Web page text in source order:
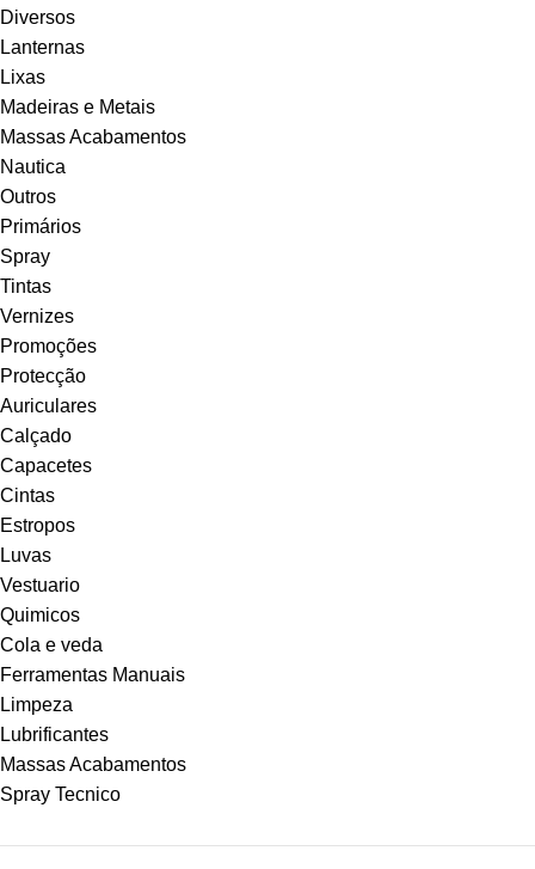
Diversos
Lanternas
Lixas
Madeiras e Metais
Massas Acabamentos
Nautica
Outros
Primários
Spray
Tintas
Vernizes
Promoções
Protecção
Auriculares
Calçado
Capacetes
Cintas
Estropos
Luvas
Vestuario
Quimicos
Cola e veda
Ferramentas Manuais
Limpeza
Lubrificantes
Massas Acabamentos
Spray Tecnico